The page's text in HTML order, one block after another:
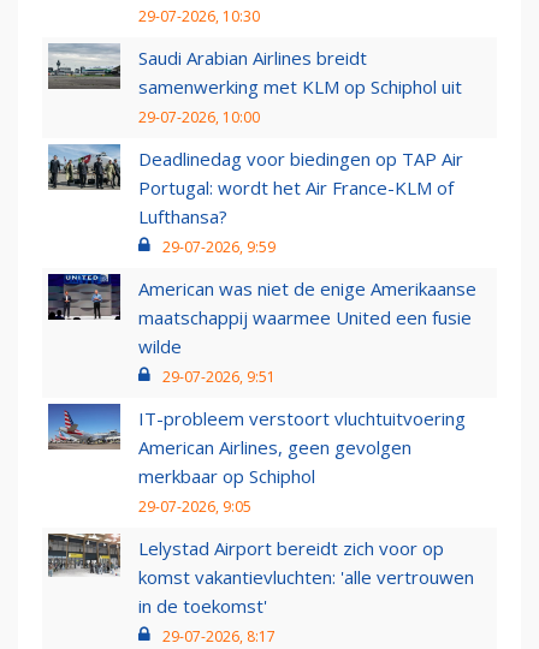
29-07-2026, 10:30
Saudi Arabian Airlines breidt
samenwerking met KLM op Schiphol uit
29-07-2026, 10:00
Deadlinedag voor biedingen op TAP Air
Portugal: wordt het Air France-KLM of
Lufthansa?
29-07-2026, 9:59
American was niet de enige Amerikaanse
maatschappij waarmee United een fusie
wilde
29-07-2026, 9:51
IT-probleem verstoort vluchtuitvoering
American Airlines, geen gevolgen
merkbaar op Schiphol
29-07-2026, 9:05
Lelystad Airport bereidt zich voor op
komst vakantievluchten: 'alle vertrouwen
in de toekomst'
29-07-2026, 8:17